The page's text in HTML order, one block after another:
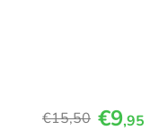
€15,50 €9,95